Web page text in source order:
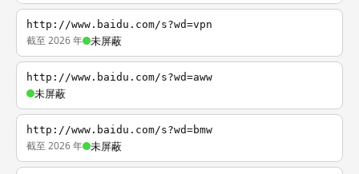
http://www.baidu.com/s?wd=vpn
截至 2026 年 未屏蔽
http://www.baidu.com/s?wd=aww
未屏蔽
http://www.baidu.com/s?wd=bmw
截至 2026 年 未屏蔽